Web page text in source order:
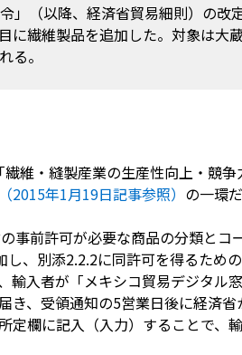
」（以降、経済省貿易細則）の改
繊維製品を追加した。対象は大
る。
維・縫製産業の生産性向上・競
（2015年1月19日記事参照） の一環だ
事前許可が必要な商品の分類とコ
、別添2.2.2に同許可を得るため
入者が「メキシコ貿易デジタル窓
、受領通知の5営業日後に経済
欄に記入（入力）することで、